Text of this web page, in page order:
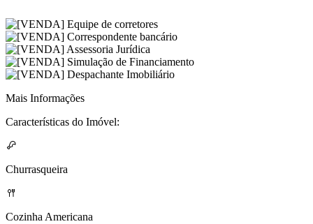
Mais Informações
Características do Imóvel:
Churrasqueira
Cozinha Americana